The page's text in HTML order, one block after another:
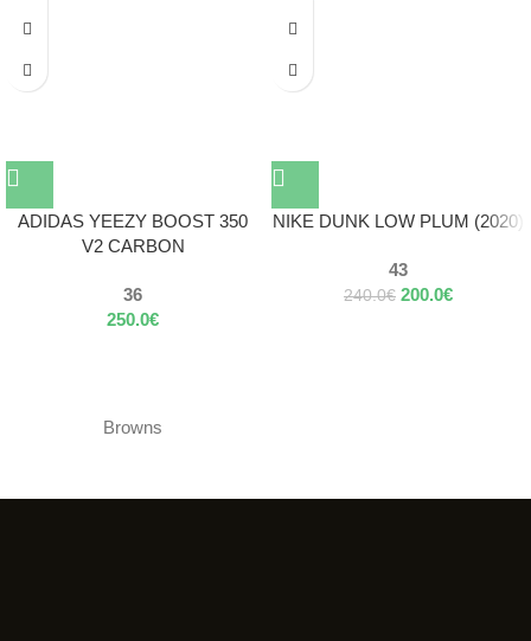
ADIDAS YEEZY BOOST 350
V2 CARBON
36
250.0€
NIKE DUNK LOW PLUM (2020)
43
240.0€ 200.0€
Browns